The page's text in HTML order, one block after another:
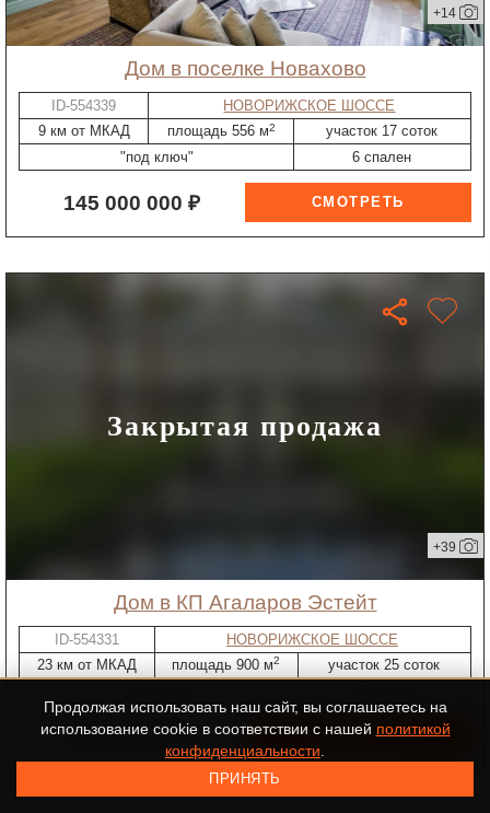
+14
дом в поселке Новахово
ID-554339
НОВОРИЖСКОЕ ШОССЕ
9 км от МКАД
площадь 556 м2
участок 17 соток
"под ключ"
6 спален
145 000 000 ₽
Закрытая продажа
+39
дом в КП Агаларов Эстейт
ID-554331
НОВОРИЖСКОЕ ШОССЕ
23 км от МКАД
площадь 900 м2
участок 25 соток
780 000 000 ₽
Показано 27 из 208 объектов
Продолжая использовать наш сайт, вы соглашаетесь на
использование cookie в соответствии с нашей политикой
конфиденциальности
ПРИНЯТЬ